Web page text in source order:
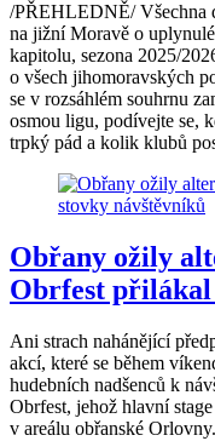
/PŘEHLEDNĚ/ Všechna
na jižní Moravě o
kapitolu, sezona 2025/
o všech jihomoravských
se v rozsáhlém souhrnu
osmou ligu, podívejte se,
trpký pád a kolik klubů
Obřany ožily
Obrfest přilákal
Ani strach nahánějící
akcí, které se během
hudebních nadšenců k
Obrfest, jehož hlavní
v areálu obřanské Orlovny.